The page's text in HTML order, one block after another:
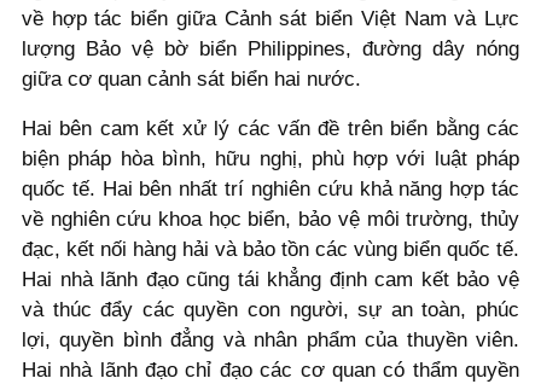
về hợp tác biển giữa Cảnh sát biển Việt Nam và Lực
lượng Bảo vệ bờ biển Philippines, đường dây nóng
giữa cơ quan cảnh sát biển hai nước.
Hai bên cam kết xử lý các vấn đề trên biển bằng các
biện pháp hòa bình, hữu nghị, phù hợp với luật pháp
quốc tế. Hai bên nhất trí nghiên cứu khả năng hợp tác
về nghiên cứu khoa học biển, bảo vệ môi trường, thủy
đạc, kết nối hàng hải và bảo tồn các vùng biển quốc tế.
Hai nhà lãnh đạo cũng tái khẳng định cam kết bảo vệ
và thúc đẩy các quyền con người, sự an toàn, phúc
lợi, quyền bình đẳng và nhân phẩm của thuyền viên.
Hai nhà lãnh đạo chỉ đạo các cơ quan có thẩm quyền